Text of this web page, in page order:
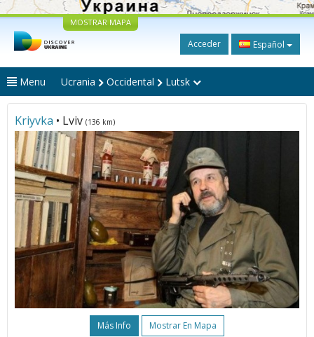
MOSTRAR MAPA
Acceder Español
Menu Ucrania Occidental Lutsk
Kriyvka • Lviv (136 km)
Más Info Mostrar En Mapa